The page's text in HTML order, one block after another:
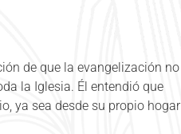
de que la evangelización no
la Iglesia. Él entendió que
ya sea desde su propio hogar